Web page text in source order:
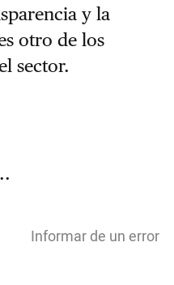
y la
otro de los
sector.
Informar de un error